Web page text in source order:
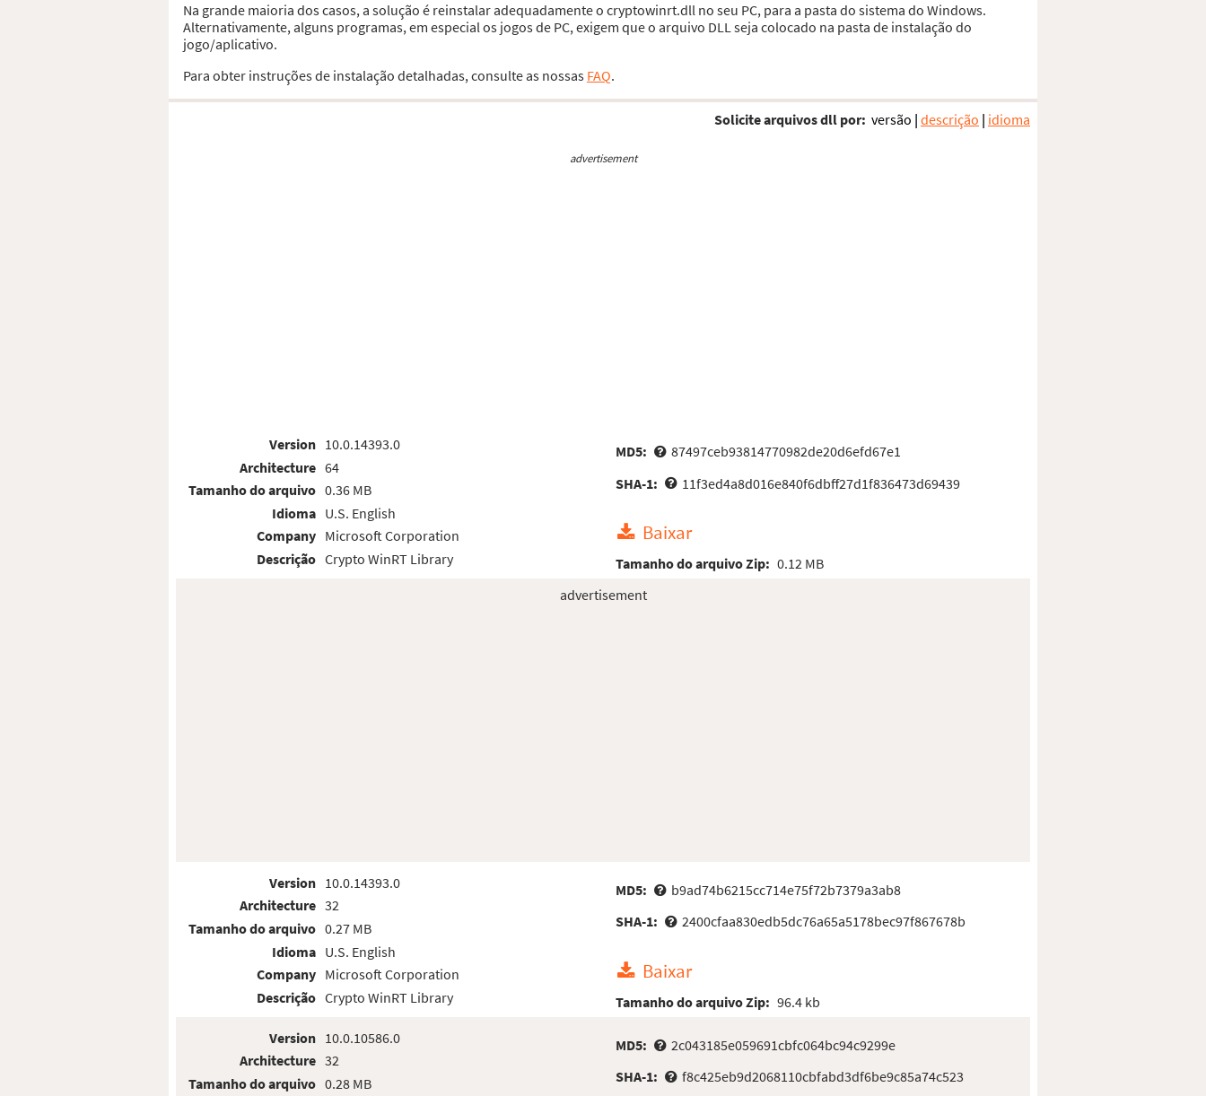
Na grande maioria dos casos, a solução é reinstalar adequadamente o cryptowinrt.dll no seu PC, para a pasta do sistema do Windows.
Alternativamente, alguns programas, em especial os jogos de PC, exigem que o arquivo DLL seja colocado na pasta de instalação do
jogo/aplicativo.
Para obter instruções de instalação detalhadas, consulte as nossas FAQ.
Solicite arquivos dll por: versão | descrição | idioma
advertisement
Version
Architecture
Tamanho do arquivo
Idioma
Company
Descrição
10.0.14393.0
64
0.36 MB
U.S. English
Microsoft Corporation
Crypto WinRT Library
MD5:
87497ceb93814770982de20d6efd67e1
SHA-1:
11f3ed4a8d016e840f6dbff27d1f836473d69439
Baixar
Tamanho do arquivo Zip: 0.12 MB
advertisement
Version
Architecture
Tamanho do arquivo
Idioma
Company
Descrição
10.0.14393.0
32
0.27 MB
U.S. English
Microsoft Corporation
Crypto WinRT Library
MD5:
b9ad74b6215cc714e75f72b7379a3ab8
SHA-1:
2400cfaa830edb5dc76a65a5178bec97f867678b
Baixar
Tamanho do arquivo Zip: 96.4 kb
Version
Architecture
Tamanho do arquivo
10.0.10586.0
32
0.28 MB
MD5:
2c043185e059691cbfc064bc94c9299e
SHA-1:
f8c425eb9d2068110cbfabd3df6be9c85a74c523